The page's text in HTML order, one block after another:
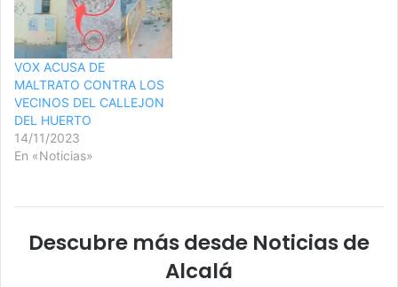
VOX ACUSA DE
MALTRATO CONTRA LOS
VECINOS DEL CALLEJON
DEL HUERTO
14/11/2023
En «Noticias»
Descubre más desde Noticias de
Alcalá